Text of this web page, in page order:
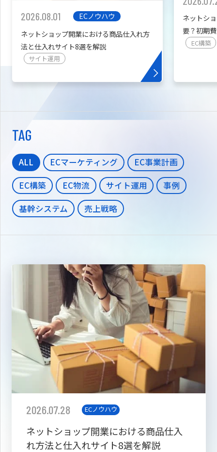
2026.08.01
ECノウハウ
ネットショップ開業における商品仕入れ方
法と仕入れサイト8選を解説
サイト運用
ネットシ
要？初期
を紹介
EC構築
TAG
ALL ECマーケティング
EC事業計画
EC構築
EC物流 サイト運用
事例
基幹システム
売上戦略
2026.07.28 ECノウハウ
ネットショップ開業における商品仕入
れ方法と仕入れサイト8選を解説